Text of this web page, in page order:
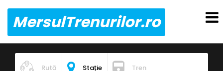
MersulTrenurilor.ro
Rută Stație Tren